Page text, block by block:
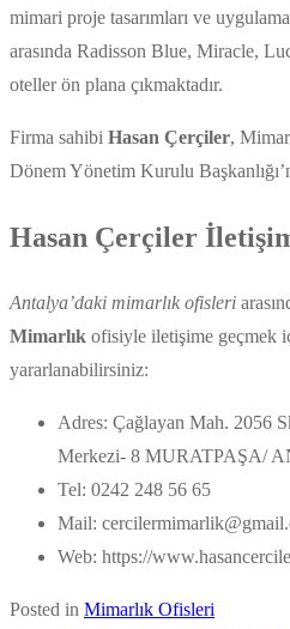
mimari proje tasarımları ve
arasında Radisson Blue, Miracle,
oteller ön plana çıkmaktadır.
Firma sahibi Hasan Çerçiler,
Dönem Yönetim Kurulu
Hasan Çerçiler
Antalya’daki mimarlık ofisleri
Mimarlık ofisiyle iletişime geçmek
yararlanabilirsiniz:
Adres: Çağlayan Mah. 2056
Merkezi- 8 MURATPAŞA/
Tel: 0242 248 56 65
Mail:
Web: https://
Posted in Mimarlık Ofisleri